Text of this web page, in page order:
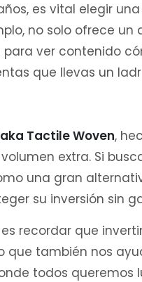
es vital elegir
no solo ofrece un
ver contenido
que llevas un
Tactile Woven,
extra. Si
una gran
su inversión sin
recordar que
que también nos
todos queremos